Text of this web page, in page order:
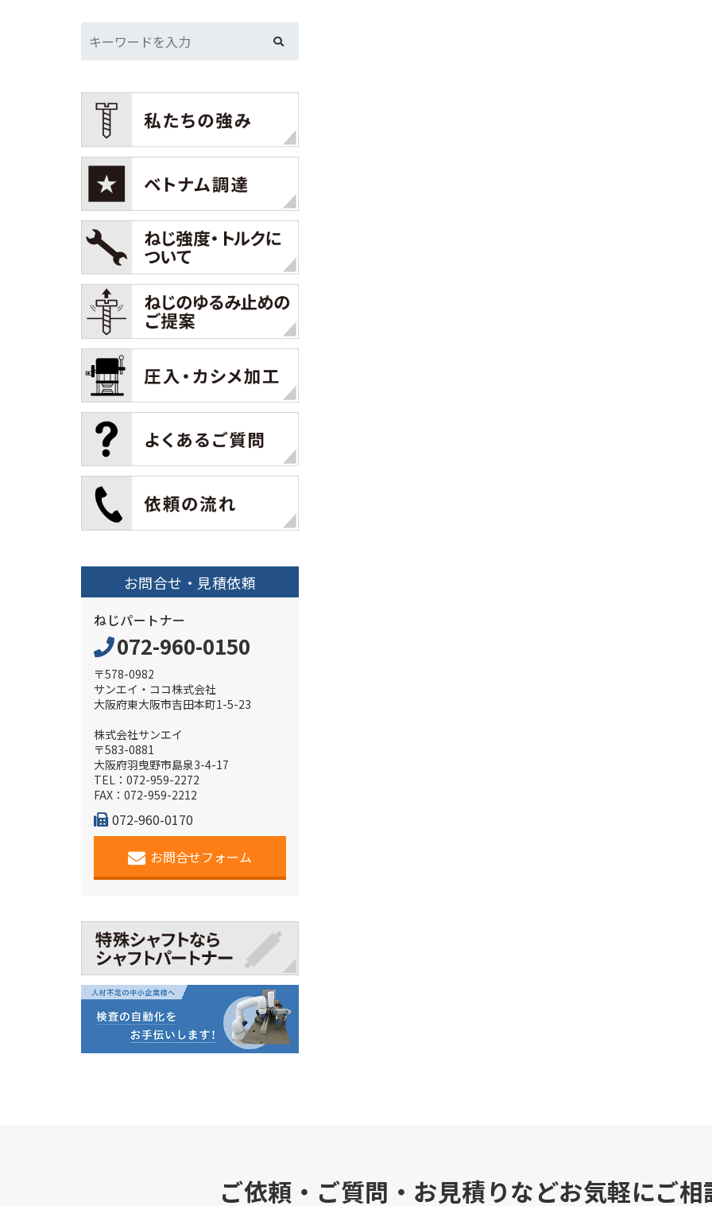
お問合せ・見積依頼
ねじパートナー
072-960-0150
〒578-0982
サンエイ・ココ株式会社
大阪府東大阪市吉田本町1-5-23
株式会社サンエイ
〒583-0881
大阪府羽曳野市島泉3-4-17
TEL：072-959-2272
FAX：072-959-2212
072-960-0170
お問合せフォーム
ご依頼・ご質問・お見積りなどお気軽にご